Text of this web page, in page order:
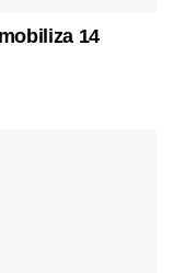
14